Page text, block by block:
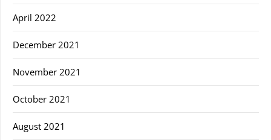
April 2022
December 2021
November 2021
October 2021
August 2021